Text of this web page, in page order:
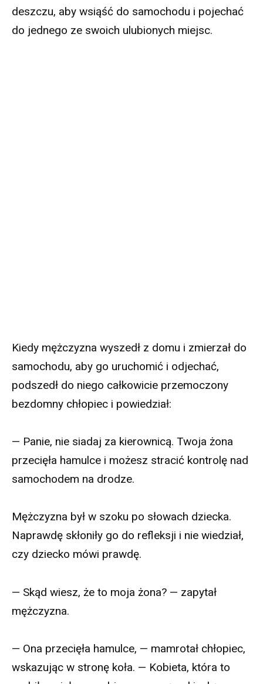
deszczu, aby wsiąść do samochodu i pojechać
do jednego ze swoich ulubionych miejsc.
Kiedy mężczyzna wyszedł z domu i zmierzał do
samochodu, aby go uruchomić i odjechać,
podszedł do niego całkowicie przemoczony
bezdomny chłopiec i powiedział:
— Panie, nie siadaj za kierownicą. Twoja żona
przecięła hamulce i możesz stracić kontrolę nad
samochodem na drodze.
Mężczyzna był w szoku po słowach dziecka.
Naprawdę skłoniły go do refleksji i nie wiedział,
czy dziecko mówi prawdę.
— Skąd wiesz, że to moja żona? — zapytał
mężczyzna.
— Ona przecięła hamulce, — mamrotał chłopiec,
wskazując w stronę koła. — Kobieta, która to